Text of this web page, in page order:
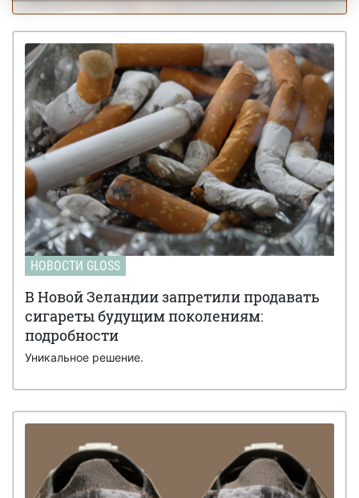
НОВОСТИ GLOSS
В Новой Зеландии запретили продавать
сигареты будущим поколениям:
подробности
Уникальное решение.